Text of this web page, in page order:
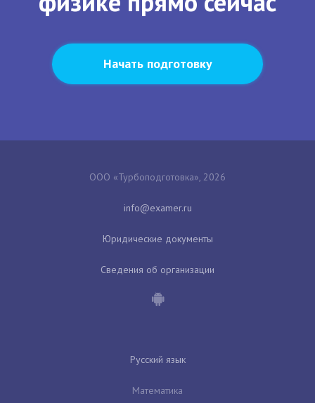
Начать подготовку
ООО «Турбоподготовка», 2026
Юридические документы
Сведения об организации
Русский язык
Математика